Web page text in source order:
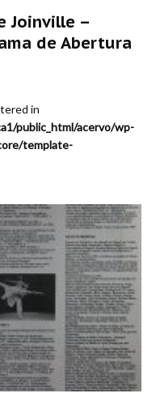
Joinville –
de Abertura
in
public_html/acervo/wp-
template-